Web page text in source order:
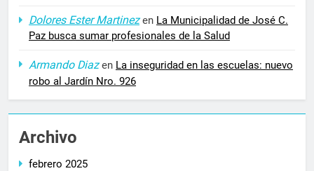
Dolores Ester Martinezen La Municipalidad de José C.
Paz busca sumar profesionales de la Salud
Armando Diazen La inseguridad en las escuelas: nuevo
robo al Jardín Nro. 926
Archivo
febrero 2025